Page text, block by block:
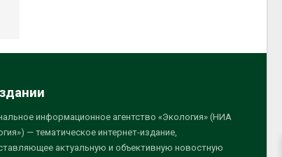
информационное агентство «Экология» (НИА
— тематическое интернет-издание,
актуальную и объективную новостную